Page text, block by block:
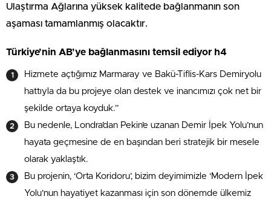
Ulaştırma Ağlarına yüksek kalitede bağlanmanın son
aşaması tamamlanmış olacaktır.
Türkiye’nin AB’ye bağlanmasını temsil ediyor h4
Hizmete açtığımız Marmaray ve Bakü-Tiflis-Kars Demiryolu
hattıyla da bu projeye olan destek ve inancımızı çok net bir
şekilde ortaya koyduk.”
Bu nedenle, Londra’dan Pekin’e uzanan Demir İpek Yolu’nun
hayata geçmesine de en başından beri stratejik bir mesele
olarak yaklaştık.
Bu projenin, ‘Orta Koridoru’, bizim deyimimizle ‘Modern İpek
Yolu’nun hayatiyet kazanması için son dönemde ülkemiz